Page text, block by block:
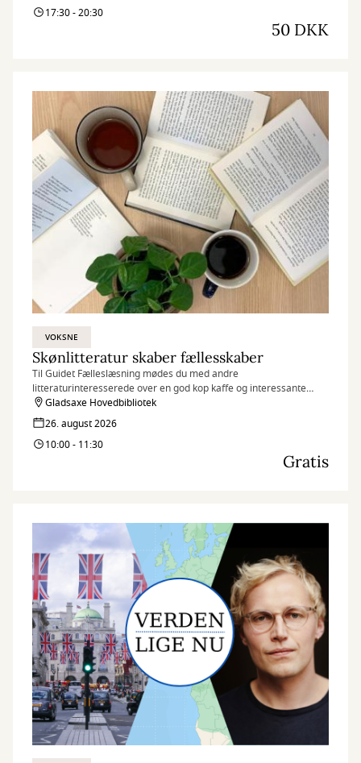
17:30 - 20:30
50 DKK
VOKSNE
Skønlitteratur skaber fællesskaber
Til Guidet Fælleslæsning mødes du med andre
litteraturinteresserede over en god kop kaffe og interessante
historier på biblioteket.
Gladsaxe Hovedbibliotek
26. august 2026
10:00 - 11:30
Gratis